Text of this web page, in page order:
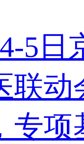
5日
联动
专项